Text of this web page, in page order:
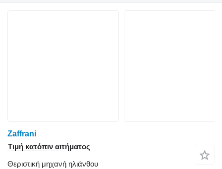
Zaffrani
Τιμή κατόπιν αιτήματος
Θεριστική μηχανή ηλιάνθου